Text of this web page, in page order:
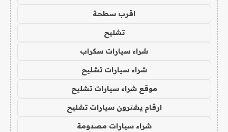
اقرب سطحة
تشليح
شراء سيارات سكراب
شراء سيارات تشليح
موقع شراء سيارات تشليح
ارقام يشترون سيارات تشليح
شراء سيارات مصدومة